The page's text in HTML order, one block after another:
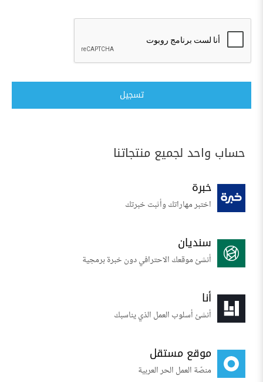
تسجيل
حساب واحد لجميع منتجاتنا
خبرة
اختبر مهاراتك وأثبت خبرتك
سنديان
أنشئ موقعك الاحترافي دون خبرة برمجية
أنا
أنشئ أسلوب العمل الذي يناسبك
موقع مستقل
منصّة العمل الحر العربية